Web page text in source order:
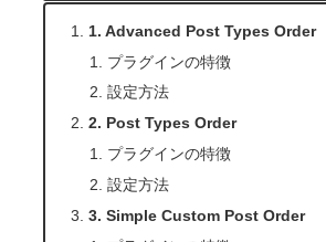
1. Advanced Post Types Order
プラグインの特徴
設定方法
2. Post Types Order
プラグインの特徴
設定方法
3. Simple Custom Post Order